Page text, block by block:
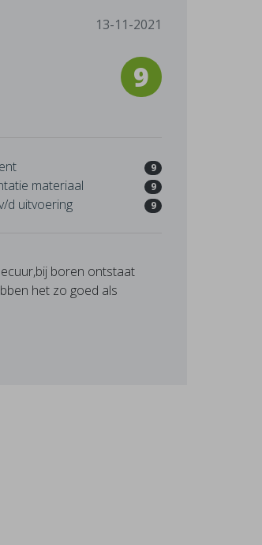
13-11-2021
9
9
materiaal 9
d uitvoering 9
boren ontstaat
het zo goed als